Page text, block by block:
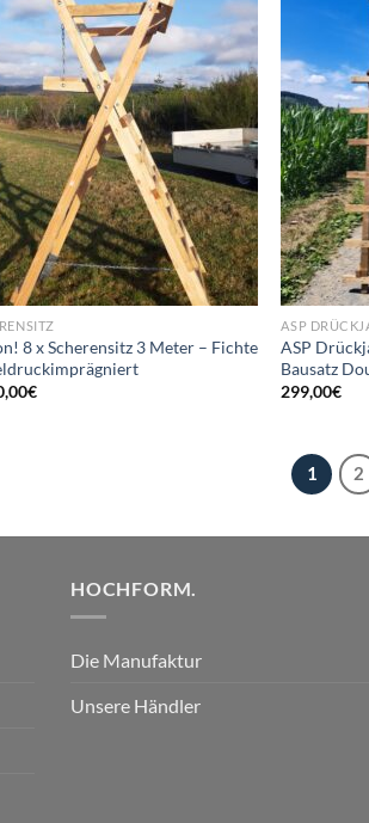
wishlist
8 x Scherensitz 3 Meter – Fichte
€
ASP
ASP
Bausatz
299,00€
1 2
HOCHFORM.
Die Manufaktur
Unsere Händler